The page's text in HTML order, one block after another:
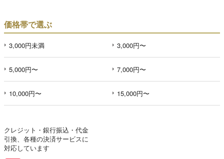
価格帯で選ぶ
3,000円未満 3,000円〜
5,000円〜 7,000円〜
10,000円〜 15,000円〜
クレジット・銀行振込・代金
引換、各種の決済サービスに
対応しています